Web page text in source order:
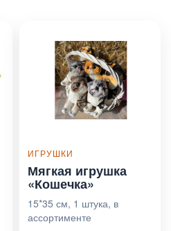
ИГРУШКИ
Мягкая игрушка
«Кошечка»
15*35 см, 1 штука, в
ассортименте